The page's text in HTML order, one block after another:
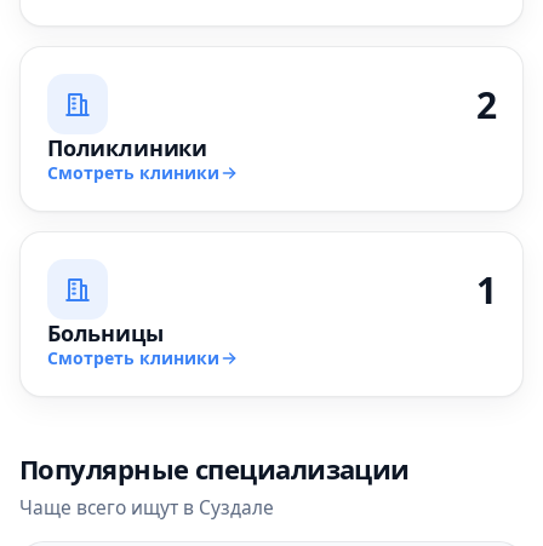
2
Поликлиники
Смотреть клиники
1
Больницы
Смотреть клиники
Популярные специализации
Чаще всего ищут в Суздале